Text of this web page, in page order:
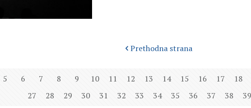
Prethodna strana
5 6 7 8 9 10 11 12 13 14 15 16 17 18
27
28 29 30 31 32 33 34 35 36 37 38 39